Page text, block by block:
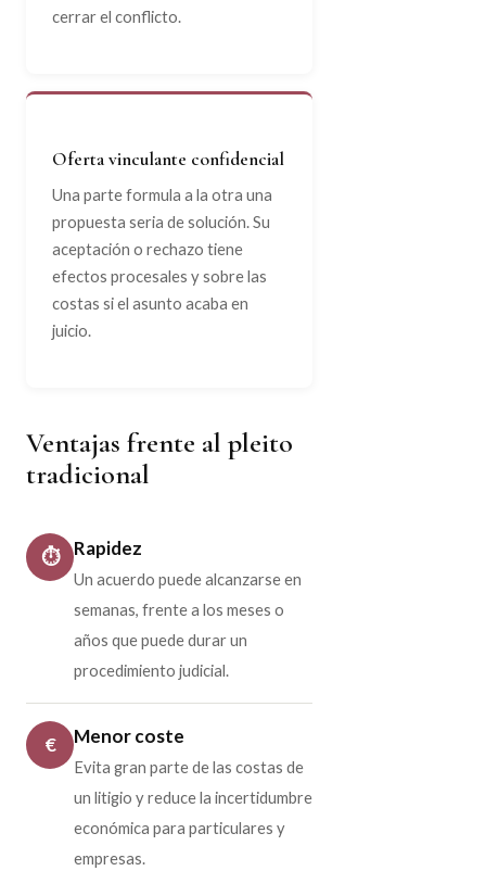
cerrar el conflicto.
Oferta vinculante confidencial
Una parte formula a la otra una
propuesta seria de solución. Su
aceptación o rechazo tiene
efectos procesales y sobre las
costas si el asunto acaba en
juicio.
Ventajas frente al pleito
tradicional
⏱ Rapidez
Un acuerdo puede alcanzarse en
semanas, frente a los meses o
años que puede durar un
procedimiento judicial.
€ Menor coste
Evita gran parte de las costas de
un litigio y reduce la incertidumbre
económica para particulares y
empresas.